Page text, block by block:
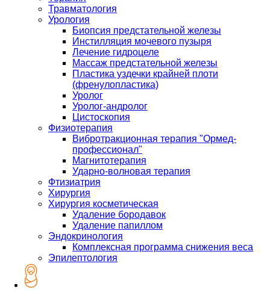
Травматология
Урология
Биопсия предстательной железы
Инстилляция мочевого пузыря
Лечение гидроцеле
Массаж предстательной железы
Пластика уздечки крайней плоти
(френулопластика)
Уролог
Уролог-андролог
Цистоскопия
Физиотерапия
Вибротракционная терапия "Ормед-
профессионал"
Магнитотерапия
Ударно-волновая терапия
Фтизиатрия
Хирургия
Хирургия косметическая
Удаление бородавок
Удаление папиллом
Эндокринология
Комплексная программа снижения веса
Эпилептология